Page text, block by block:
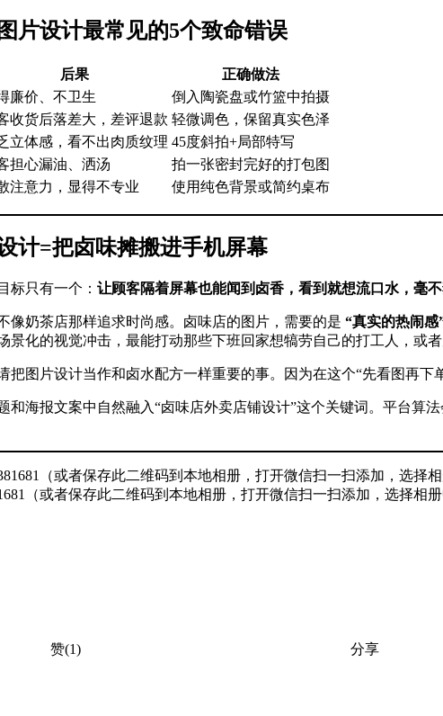
片设计最常见的5个致命错误
后果
正确做法
廉价、不卫生
倒入陶瓷盘或竹篮中拍摄
收货后落差大，差评退款 轻微调色，保留真实色泽
立体感，看不出肉质纹理 45度斜拍+局部特写
担心漏油、洒汤
拍一张密封完好的打包图
注意力，显得不专业 使用纯色背景或简约桌布
计=把卤味摊搬进手机屏幕
标只有一个： 让顾客隔着屏幕也能闻到卤香，看到就想流口水，毫不
像奶茶店那样追求时尚感。卤味店的图片，需要的是 “真实的热闹感
景化的视觉冲击，最能打动那些下班回家想犒劳自己的打工人，或
图片设计当作和卤水配方一样重要的事。因为在这个“先看图再下
和海报文案中自然融入“卤味店外卖店铺设计”这个关键词。平台算
（或者保存此二维码到本地相册，打开微信扫一扫添加，选择相
赞(1) 分享